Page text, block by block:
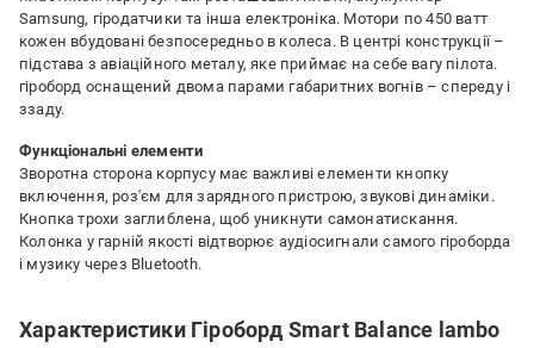
Samsung, гіродатчики та інша електроніка. Мотори по 450 ватт
кожен вбудовані безпосередньо в колеса. В центрі конструкції –
підстава з авіаційного металу, яке приймає на себе вагу пілота.
гіроборд оснащений двома парами габаритних вогнів – спереду і
ззаду.
Функціональні елементи
Зворотна сторона корпусу має важливі елементи кнопку
включення, роз'єм для зарядного пристрою, звукові динаміки.
Кнопка трохи заглиблена, щоб уникнути самонатискання.
Колонка у гарній якості відтворює аудіосигнали самого гіроборда
і музику через Bluetooth.
Характеристики Гіроборд Smart Balance lambo